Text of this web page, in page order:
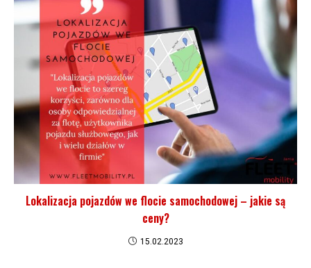
Lokalizacja pojazdów we flocie samochodowej – jakie są
ceny?
15.02.2023